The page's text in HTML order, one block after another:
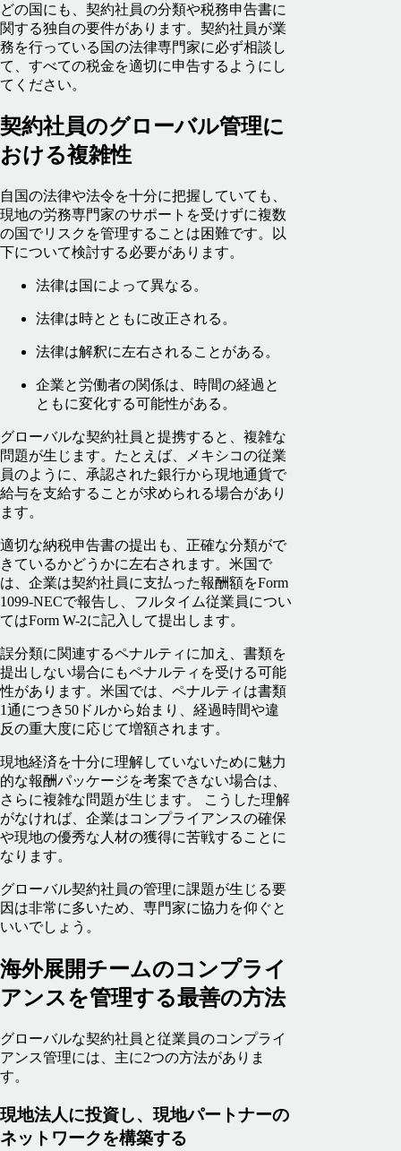
どの国にも、契約社員の分類や税務申告書に
関する独自の要件があります。契約社員が業
務を行っている国の法律専門家に必ず相談し
て、すべての税金を適切に申告するようにし
てください。
契約社員のグローバル管理に
おける複雑性
自国の法律や法令を十分に把握していても、
現地の労務専門家のサポートを受けずに複数
の国でリスクを管理することは困難です。以
下について検討する必要があります。
法律は国によって異なる。
法律は時とともに改正される。
法律は解釈に左右されることがある。
企業と労働者の関係は、時間の経過と
ともに変化する可能性がある。
グローバルな契約社員と提携すると、複雑な
問題が生じます。たとえば、メキシコの従業
員のように、承認された銀行から現地通貨で
給与を支給することが求められる場合があり
ます。
適切な納税申告書の提出も、正確な分類がで
きているかどうかに左右されます。米国で
は、企業は契約社員に支払った報酬額をForm
1099-NECで報告し、フルタイム従業員につい
てはForm W-2に記入して提出します。
誤分類に関連するペナルティに加え、書類を
提出しない場合にもペナルティを受ける可能
性があります。米国では、ペナルティは書類
1通につき50ドルから始まり、経過時間や違
反の重大度に応じて増額されます。
現地経済を十分に理解していないために魅力
的な報酬パッケージを考案できない場合は、
さらに複雑な問題が生じます。 こうした理解
がなければ、企業はコンプライアンスの確保
や現地の優秀な人材の獲得に苦戦することに
なります。
グローバル契約社員の管理に課題が生じる要
因は非常に多いため、専門家に協力を仰ぐと
いいでしょう。
海外展開チームのコンプライ
アンスを管理する最善の方法
グローバルな契約社員と従業員のコンプライ
アンス管理には、主に2つの方法がありま
す。
現地法人に投資し、現地パートナーの
ネットワークを構築する